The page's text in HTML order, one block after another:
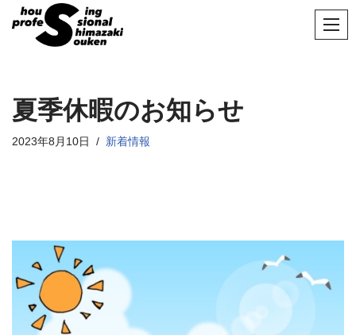
ン
ツ
へ
夏季休暇のお知らせ
2023年8月10日 新着情報